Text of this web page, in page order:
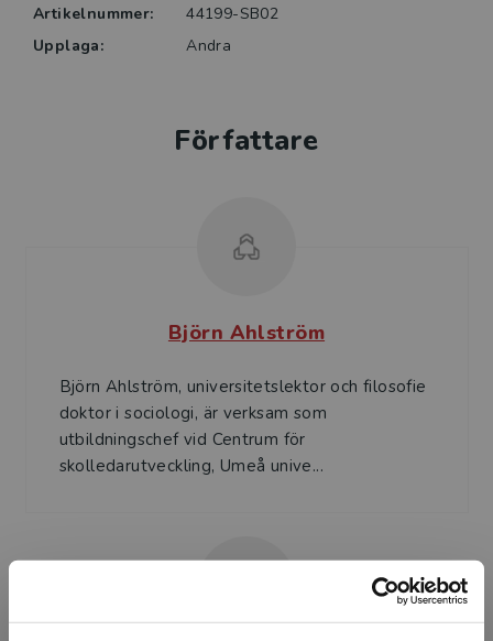
Artikelnummer:
44199-SB02
Upplaga:
Andra
Författare
Björn Ahlström
Björn Ahlström, universitetslektor och filosofie
doktor i sociologi, är verksam som
utbildningschef vid Centrum för
skolledarutveckling, Umeå unive...